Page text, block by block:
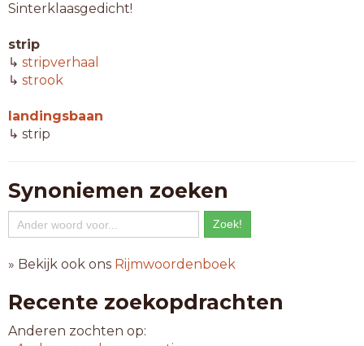
Sinterklaasgedicht!
strip
↳ stripverhaal
↳ strook
landingsbaan
↳ strip
Synoniemen zoeken
» Bekijk ook ons Rijmwoordenboek
Recente zoekopdrachten
Anderen zochten op: